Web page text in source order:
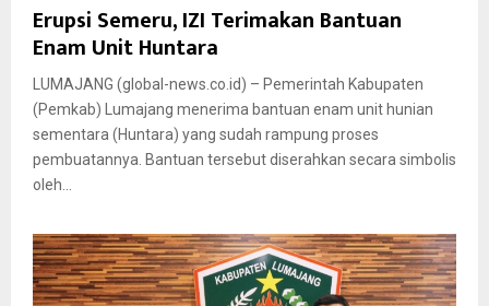
Erupsi Semeru, IZI Terimakan Bantuan
Enam Unit Huntara
LUMAJANG (global-news.co.id) – Pemerintah Kabupaten
(Pemkab) Lumajang menerima bantuan enam unit hunian
sementara (Huntara) yang sudah rampung proses
pembuatannya. Bantuan tersebut diserahkan secara simbolis
oleh...